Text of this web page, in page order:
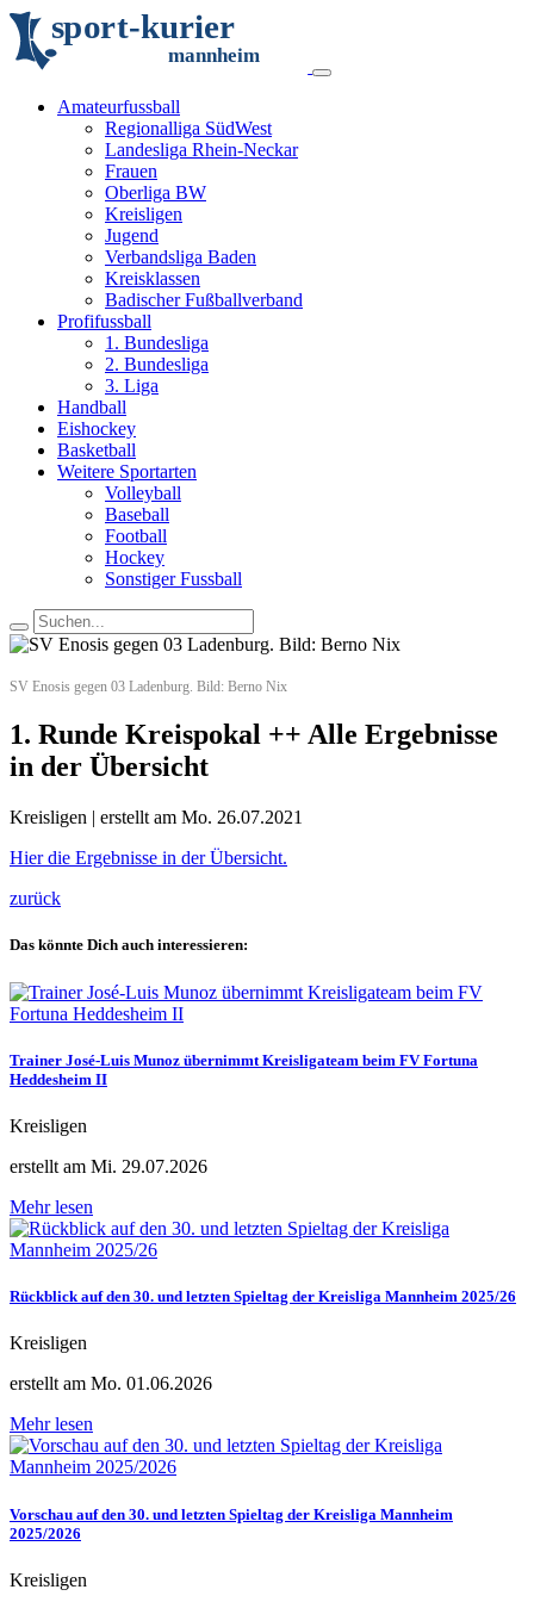
sport-kurier
mannheim
Amateurfussball
Regionalliga SüdWest
Landesliga Rhein-Neckar
Frauen
Oberliga BW
Kreisligen
Jugend
Verbandsliga Baden
Kreisklassen
Badischer Fußballverband
Profifussball
1. Bundesliga
2. Bundesliga
3. Liga
Handball
Eishockey
Basketball
Weitere Sportarten
Volleyball
Baseball
Football
Hockey
Sonstiger Fussball
SV Enosis gegen 03 Ladenburg. Bild: Berno Nix
1. Runde Kreispokal ++ Alle Ergebnisse
in der Übersicht
Kreisligen | erstellt am Mo. 26.07.2021
Hier die Ergebnisse in der Übersicht.
zurück
Das könnte Dich auch interessieren:
Trainer José-Luis Munoz übernimmt Kreisligateam beim FV Fortuna
Heddesheim II
Kreisligen
erstellt am Mi. 29.07.2026
Mehr lesen
Rückblick auf den 30. und letzten Spieltag der Kreisliga Mannheim 2025/26
Kreisligen
erstellt am Mo. 01.06.2026
Mehr lesen
Vorschau auf den 30. und letzten Spieltag der Kreisliga Mannheim
2025/2026
Kreisligen